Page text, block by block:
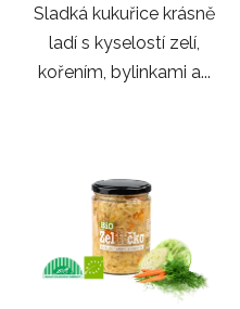
Sladká kukuřice krásně
ladí s kyselostí zelí,
kořením, bylinkami a...